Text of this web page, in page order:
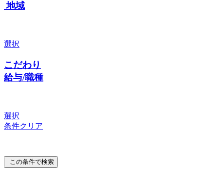
地域
選択
こだわり
給与/職種
選択
条件クリア
この条件で検索